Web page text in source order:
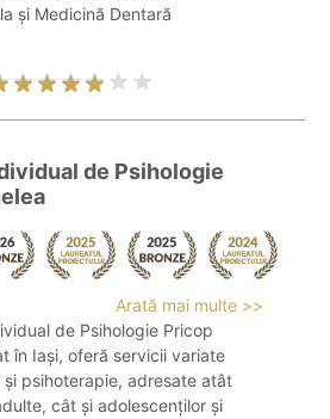
şi Medicină Dentară
de Psihologie
Arată mai multe >>
de Psihologie Pricop
în Iași, oferă servicii variate
psihoterapie, adresate atât
cât și adolescenților și